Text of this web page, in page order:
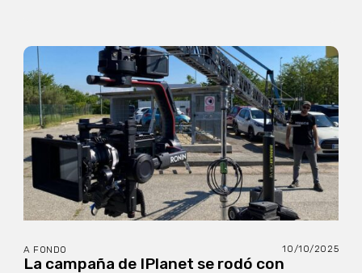
A FONDO 10/10/2025
La campaña de IPlanet se rodó con